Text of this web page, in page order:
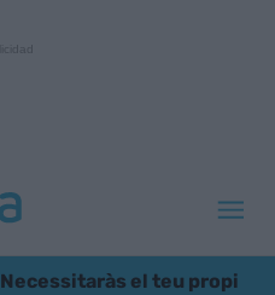
Necessitaràs el teu propi